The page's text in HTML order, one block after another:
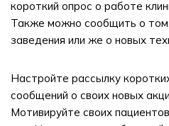
короткий опрос о работе
Также можно сообщить о
заведения или же о новых
Настройте рассылку
сообщений о своих новых
Мотивируйте своих